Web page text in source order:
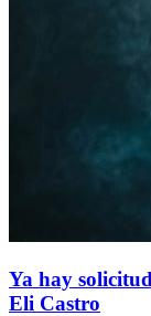
Ya hay
Eli Castro